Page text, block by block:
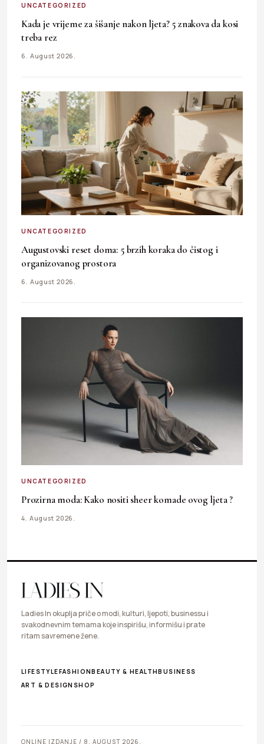
UNCATEGORIZED
Kada je vrijeme za šišanje nakon ljeta? 5 znakova da kosi
treba rez
6. August 2026.
UNCATEGORIZED
Augustovski reset doma: 5 brzih koraka do čistog i
organizovanog prostora
6. August 2026.
UNCATEGORIZED
Prozirna moda: Kako nositi sheer komade ovog ljeta ?
4. August 2026.
Ladies In okuplja priče o modi, kulturi, ljepoti, businessu i
svakodnevnim temama koje inspirišu, informišu i prate
ritam savremene žene.
LIFESTYLEFASHIONBEAUTY & HEALTHBUSINESS
ART & DESIGN SHOP
ONLINE IZDANJE / 8. AUGUST 2026.